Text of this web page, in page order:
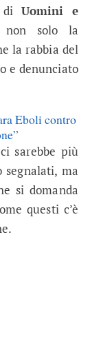
Uomini e
solo la
la rabbia del
e denunciato
Eboli contro
sarebbe più
ma
si domanda
questi c’è